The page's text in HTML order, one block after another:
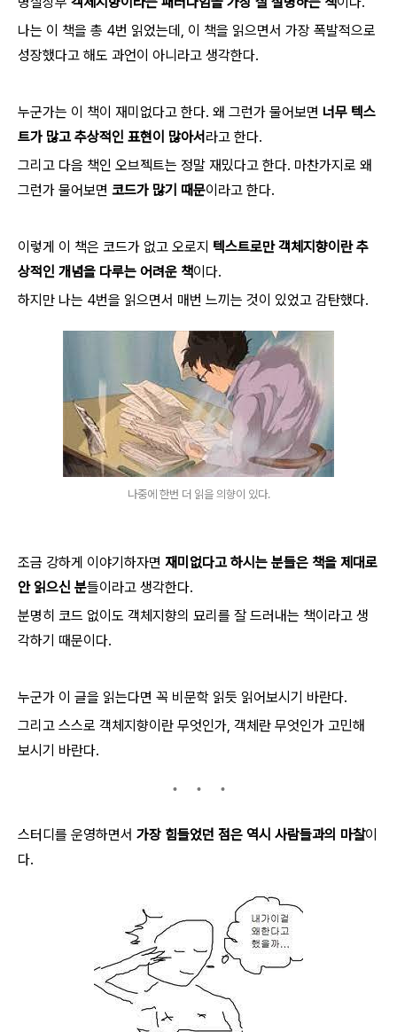
나는 이 책을 총 4번 읽었는데, 이 책을 읽으면서 가장 폭발적으로
성장했다고 해도 과언이 아니라고 생각한다.
누군가는 이 책이 재미없다고 한다. 왜 그런가 물어보면 너무 텍스
트가 많고 추상적인 표현이 많아서 라고 한다.
그리고 다음 책인 오브젝트는 정말 재밌다고 한다. 마찬가지로 왜
그런가 물어보면 코드가 많기 때문이라고 한다.
이렇게 이 책은 코드가 없고 오로지 텍스트로만 객체지향이란 추
상적인 개념을 다루는 어려운 책이다.
하지만 나는 4번을 읽으면서 매번 느끼는 것이 있었고 감탄했다.
나중에 한번 더 읽을 의향이 있다.
조금 강하게 이야기하자면 재미없다고 하시는 분들은 책을 제대로
안 읽으신 분들이라고 생각한다.
분명히 코드 없이도 객체지향의 묘리를 잘 드러내는 책이라고 생
각하기 때문이다.
누군가 이 글을 읽는다면 꼭 비문학 읽듯 읽어보시기 바란다.
그리고 스스로 객체지향이란 무엇인가, 객체란 무엇인가 고민해
보시기 바란다.
스터디를 운영하면서 가장 힘들었던 점은 역시 사람들과의 마찰이
다.